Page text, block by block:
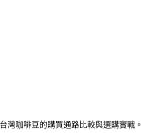
灣咖啡豆的購買通路比較與選購實戰。